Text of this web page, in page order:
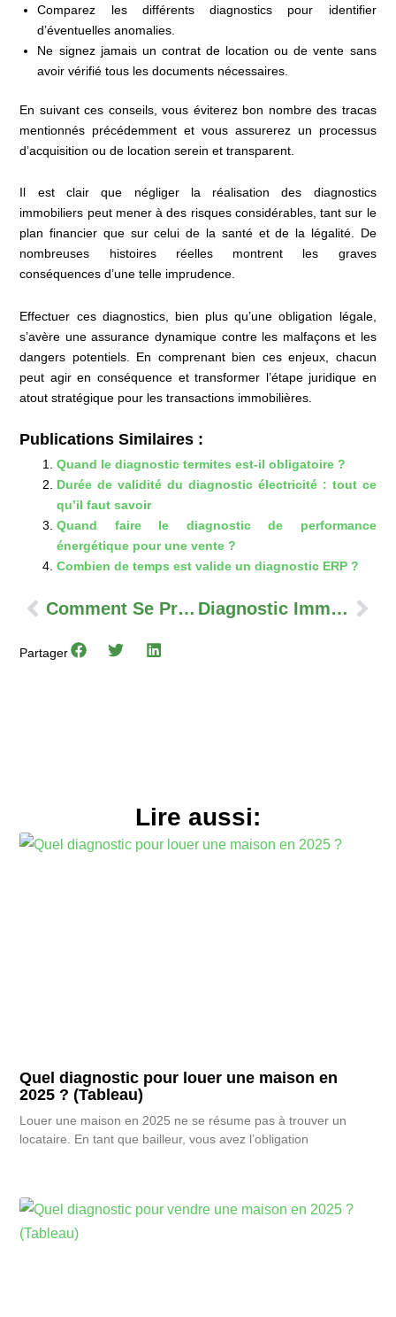
Comparez les différents diagnostics pour identifier
d’éventuelles anomalies.
Ne signez jamais un contrat de location ou de vente sans
avoir vérifié tous les documents nécessaires.
En suivant ces conseils, vous éviterez bon nombre des tracas
mentionnés précédemment et vous assurerez un processus
d’acquisition ou de location serein et transparent.
Il est clair que négliger la réalisation des diagnostics
immobiliers peut mener à des risques considérables, tant sur le
plan financier que sur celui de la santé et de la légalité. De
nombreuses histoires réelles montrent les graves
conséquences d’une telle imprudence.
Effectuer ces diagnostics, bien plus qu’une obligation légale,
s’avère une assurance dynamique contre les malfaçons et les
dangers potentiels. En comprenant bien ces enjeux, chacun
peut agir en conséquence et transformer l’étape juridique en
atout stratégique pour les transactions immobilières.
Publications Similaires :
Quand le diagnostic termites est-il obligatoire ?
Durée de validité du diagnostic électricité : tout ce
qu’il faut savoir
Quand faire le diagnostic de performance
énergétique pour une vente ?
Combien de temps est valide un diagnostic ERP ?
Précédent Comment Se Préparer Pour Un Diagnostic Immobilier ? Diagnostic Immobilier : Quelles Sanctions En Cas De Non-Conformité ?
Partager
Lire aussi:
Quel diagnostic pour louer une maison en
2025 ? (Tableau)
Louer une maison en 2025 ne se résume pas à trouver un
locataire. En tant que bailleur, vous avez l’obligation